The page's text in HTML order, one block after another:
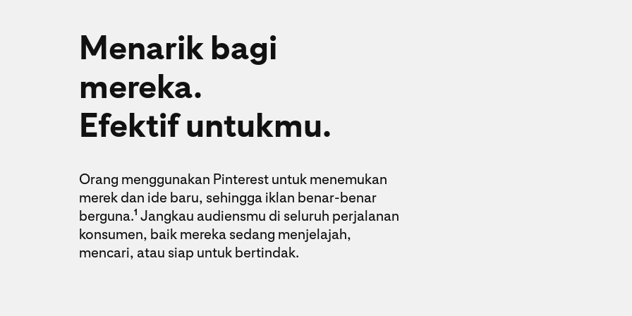
Menarik bagi
mereka.
Efektif untukmu.
Orang menggunakan Pinterest untuk menemukan
merek dan ide baru, sehingga iklan benar-benar
berguna.1 Jangkau audiensmu di seluruh perjalanan
konsumen, baik mereka sedang menjelajah,
mencari, atau siap untuk bertindak.